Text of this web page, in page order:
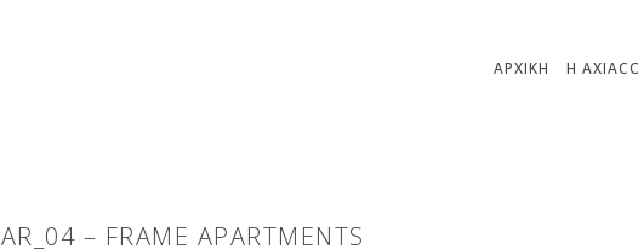
ΑΡΧΙΚΗ H
AR_04 – FRAME APARTMENTS